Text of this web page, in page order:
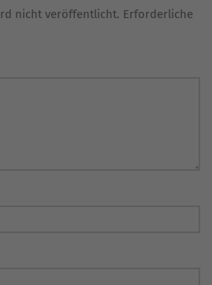
nicht veröffentlicht. Erforderliche